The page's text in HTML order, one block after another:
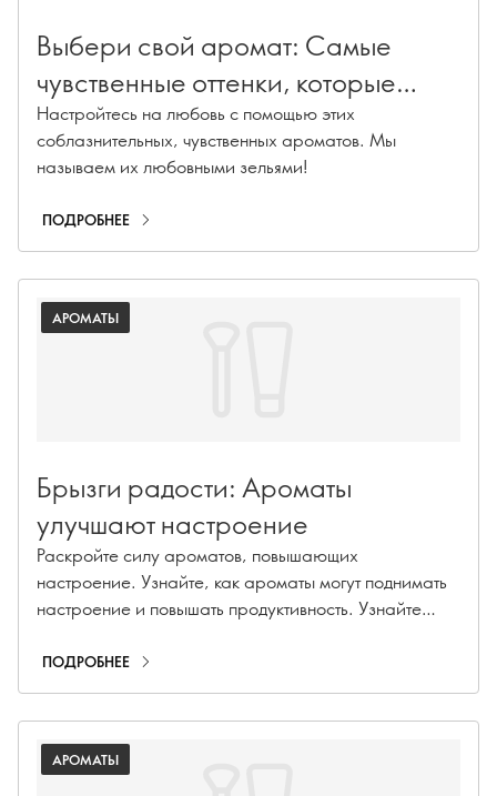
Выбери свой аромат: Самые
чувственные оттенки, которые
поднимают настроение
Настройтесь на любовь с помощью этих
соблазнительных, чувственных ароматов. Мы
называем их любовными зельями!
ПОДРОБНЕЕ
АРОМАТЫ
Брызги радости: Ароматы
улучшают настроение
Раскройте силу ароматов, повышающих
настроение. Узнайте, как ароматы могут поднимать
настроение и повышать продуктивность. Узнайте
ПОДРОБНЕЕ
АРОМАТЫ